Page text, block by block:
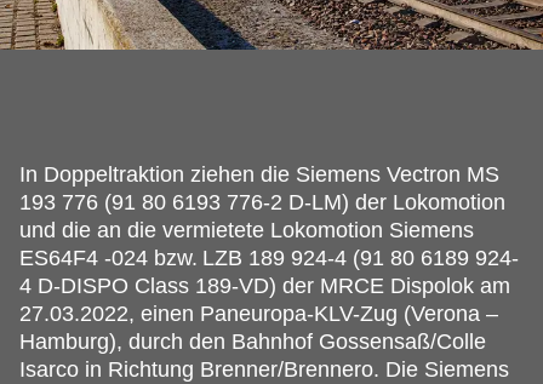
In Doppeltraktion ziehen die Siemens Vectron MS
193 776 (91 80 6193 776-2 D-LM) der Lokomotion
und die an die vermietete Lokomotion Siemens
ES64F4 -024 bzw. LZB 189 924-4 (91 80 6189 924-
4 D-DISPO Class 189-VD) der MRCE Dispolok am
27.03.2022, einen Paneuropa-KLV-Zug (Verona –
Hamburg), durch den Bahnhof Gossensaß/Colle
Isarco in Richtung Brenner/Brennero. Die Siemens